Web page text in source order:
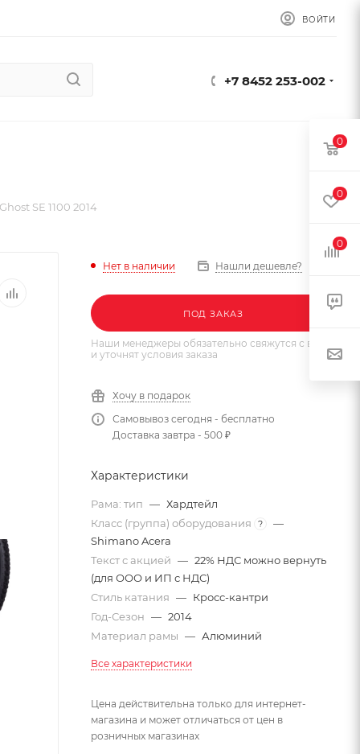
ВОЙТИ
+7 8452 253-002
SE 1100 2014
Нет в наличии Нашли дешевле?
ПОД ЗАКАЗ
Наши менеджеры обязательно свяжутся с вами
и уточнят условия заказа
Хочу в подарок
Самовывоз сегодня - бесплатно
Доставка завтра - 500 ₽
Характеристики
Рама: тип — Хардтейл
Класс (группа) оборудования
?
—
Shimano Acera
Текст с акцией — 22% НДС можно вернуть
(для ООО и ИП с НДС)
Стиль катания — Кросс-кантри
Год-Сезон — 2014
Материал рамы — Алюминий
Все характеристики
Цена действительна только для интернет-
магазина и может отличаться от цен в
розничных магазинах
0
0
0